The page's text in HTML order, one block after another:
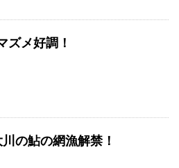
ズメ好調！
の鮎の網漁解禁！